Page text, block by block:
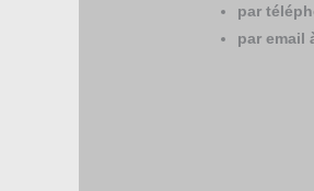
par
par email